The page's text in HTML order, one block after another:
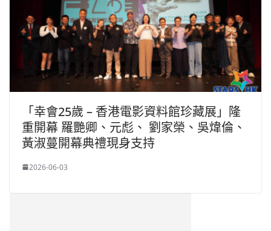
「幸會25歲 – 香港電影資料館珍藏展」隆
重開幕 羅艷卿、元彪、 劉家榮、吳煒倫、
黃淑蔓開幕典禮現身支持
2026-06-03